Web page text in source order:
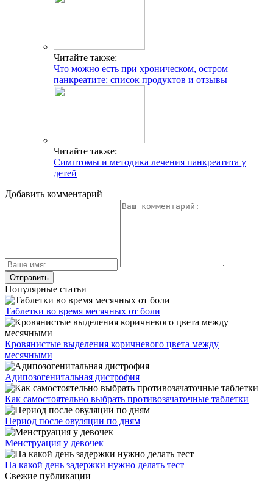
Читайте также:
Что можно есть при хроническом, остром
панкреатите: список продуктов и отзывы
Читайте также:
Симптомы и методика лечения панкреатита у
детей
Добавить комментарий
Популярные статьи
Таблетки во время месячных от боли
Кровянистые выделения коричневого цвета между
месячными
Адипозогенитальная дистрофия
Как самостоятельно выбрать противозачаточные таблетки
Период после овуляции по дням
Менструация у девочек
На какой день задержки нужно делать тест
Свежие публикации